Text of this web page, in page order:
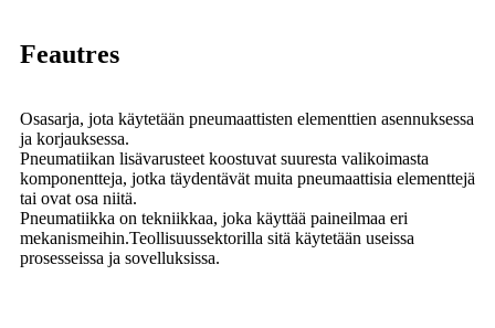
Feautres
Osasarja, jota käytetään pneumaattisten elementtien asennuksessa
ja korjauksessa.
Pneumatiikan lisävarusteet koostuvat suuresta valikoimasta
komponentteja, jotka täydentävät muita pneumaattisia elementtejä
tai ovat osa niitä.
Pneumatiikka on tekniikkaa, joka käyttää paineilmaa eri
mekanismeihin.Teollisuussektorilla sitä käytetään useissa
prosesseissa ja sovelluksissa.